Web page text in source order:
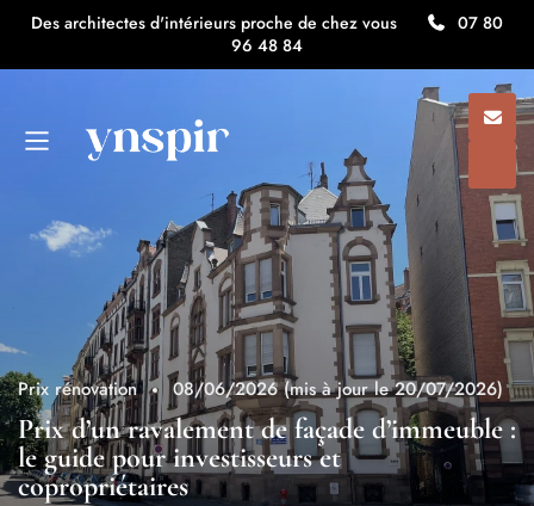
Des architectes d'intérieurs proche de chez vous
07 80
96 48 84
Prix rénovation 08/06/2026 (mis à jour le 20/07/2026)
Prix d’un ravalement de façade d’immeuble :
le guide pour investisseurs et
copropriétaires